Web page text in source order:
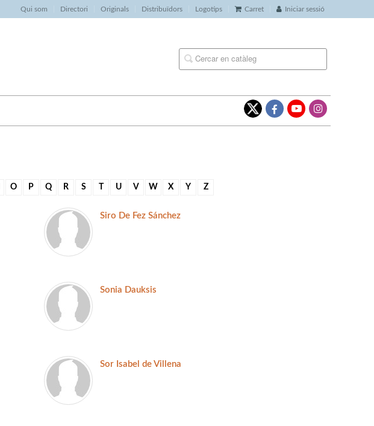
Qui som Directori Originals Distribuïdors Logotips Carret Iniciar sessió
O P Q R S U V W X Y Z
Siro De Fez Sánchez
Sonia Dauksis
Sor Isabel de Villena